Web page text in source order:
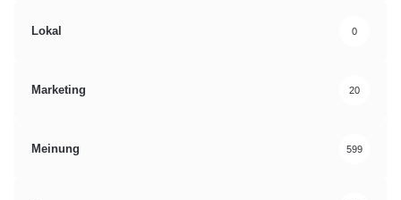
Lokal 0
Marketing 20
Meinung 599